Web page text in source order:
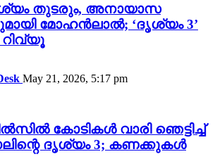
തുടരും, അനായാസ
മോഹൻലാൽ; ‘ദൃശ്യം 3’
റിവ്യൂ
May 21, 2026, 5:17 pm
കോടികൾ വാരി ഞെട്ടിച്ച്
ദൃശ്യം 3; കണക്കുകൾ